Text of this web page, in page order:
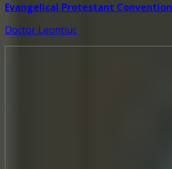
Evangelical Protestant Convention
Doctor Leontiuc